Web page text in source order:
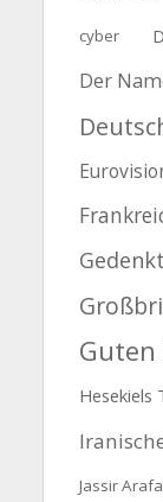
cyber
Der
Hesekiels
Jassir